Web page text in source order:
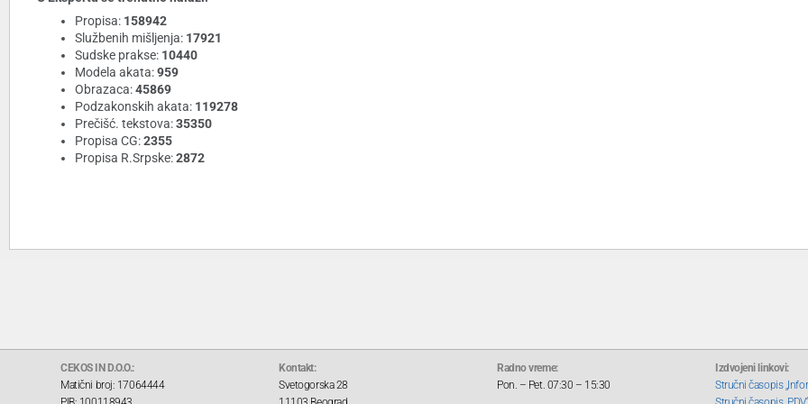
Propisa: 158942
Službenih mišljenja: 17921
Sudske prakse: 10440
Modela akata:959
Obrazaca:45869
Podzakonskih akata: 119278
Prečišć. tekstova:35350
Propisa CG:2355
Propisa R.Srpske:2872
CEKOS IN D.O.O.:
Matični broj: 17064444
Kontakt:
Svetogorska 28
Radno vreme:
Pon. – Pet. 07:30 – 15:30
Izdvojeni linkovi:
Stručni časopis